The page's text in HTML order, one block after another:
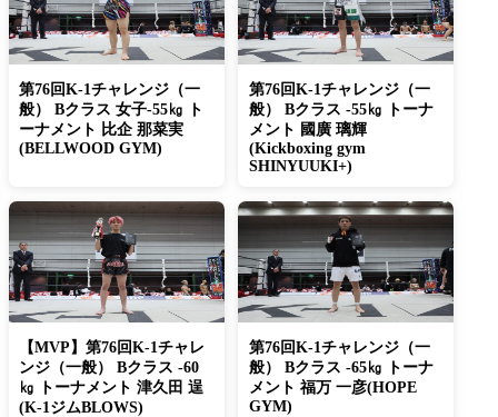
第76回K-1チャレンジ（一
般） Bクラス 女子-55㎏ ト
ーナメント 比企 那菜実
(BELLWOOD GYM)
第76回K-1チャレンジ（一
般） Bクラス -55㎏ トーナ
メント 國廣 璃輝
(Kickboxing gym
SHINYUUKI+)
【MVP】第76回K-1チャレ
ンジ（一般） Bクラス -60
㎏ トーナメント 津久田 逞
(K-1ジムBLOWS)
第76回K-1チャレンジ（一
般） Bクラス -65㎏ トーナ
メント 福万 一彦(HOPE
GYM)